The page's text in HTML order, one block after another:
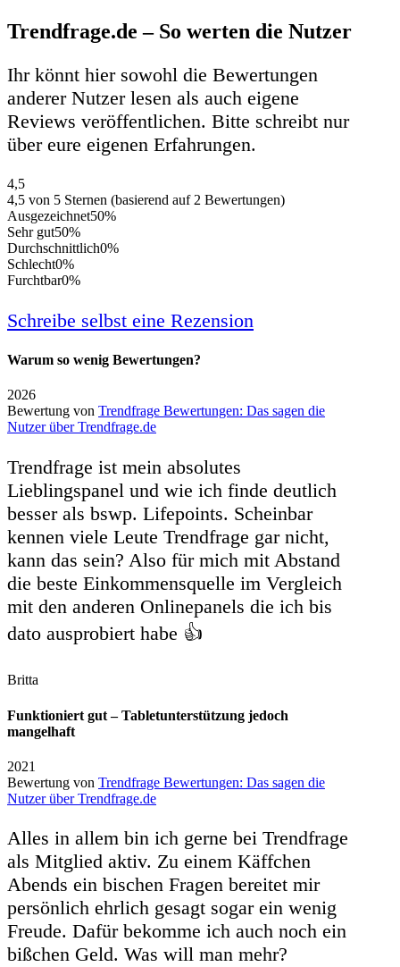
Trendfrage.de – So werten die Nutzer
Ihr könnt hier sowohl die Bewertungen
anderer Nutzer lesen als auch eigene
Reviews veröffentlichen. Bitte schreibt nur
über eure eigenen Erfahrungen.
4,5
4,5 von 5 Sternen (basierend auf 2 Bewertungen)
Ausgezeichnet50%
Sehr gut50%
Durchschnittlich0%
Schlecht0%
Furchtbar0%
Schreibe selbst eine Rezension
Warum so wenig Bewertungen?
2026
Bewertung von Trendfrage Bewertungen: Das sagen die
Nutzer über Trendfrage.de
Trendfrage ist mein absolutes
Lieblingspanel und wie ich finde deutlich
besser als bswp. Lifepoints. Scheinbar
kennen viele Leute Trendfrage gar nicht,
kann das sein? Also für mich mit Abstand
die beste Einkommensquelle im Vergleich
mit den anderen Onlinepanels die ich bis
dato ausprobiert habe 👍
Britta
Funktioniert gut – Tabletunterstützung jedoch
mangelhaft
2021
Bewertung von Trendfrage Bewertungen: Das sagen die
Nutzer über Trendfrage.de
Alles in allem bin ich gerne bei Trendfrage
als Mitglied aktiv. Zu einem Käffchen
Abends ein bischen Fragen bereitet mir
persönlich ehrlich gesagt sogar ein wenig
Freude. Dafür bekomme ich auch noch ein
bißchen Geld. Was will man mehr?